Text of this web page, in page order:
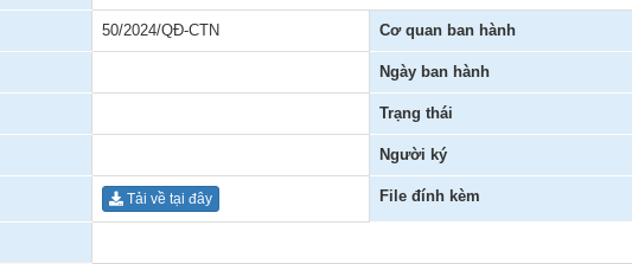
50/2024/QĐ-CTN Cơ quan ban hành
Ngày ban hành
Trạng thái
Người ký
Tải về tại đây File đính kèm